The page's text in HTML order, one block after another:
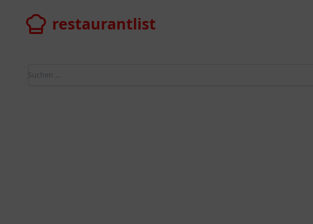
restaurantlistrestaurantlist